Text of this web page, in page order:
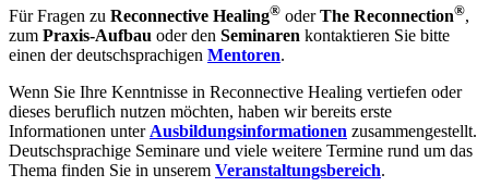
Für Fragen zu Reconnective Healing® oderThe Reconnection®,
zum Praxis-Aufbau oder den Seminaren kontaktieren Sie bitte
einen der deutschsprachigen Mentoren.
Wenn Sie Ihre Kenntnisse in Reconnective Healing vertiefen oder
dieses beruflich nutzen möchten, haben wir bereits erste
Informationen unter Ausbildungsinformationen zusammengestellt.
Deutschsprachige Seminare und viele weitere Termine rund um das
Thema finden Sie in unserem Veranstaltungsbereich.